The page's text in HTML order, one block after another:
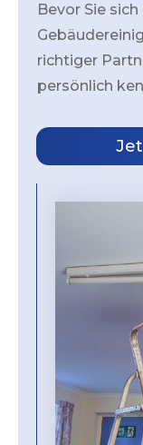
Bevor Sie
richtiger
persönlich